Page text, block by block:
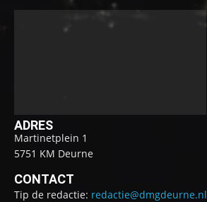
ADRES
Martinetplein 1
5751 KM Deurne
CONTACT
Tip de redactie: redactie@dmgdeurne.nl